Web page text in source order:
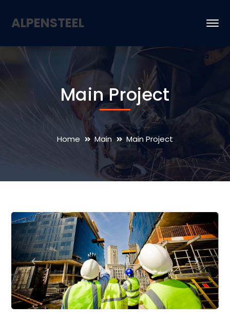
ALPENSTEEL
Main Project
Home Main Main Project